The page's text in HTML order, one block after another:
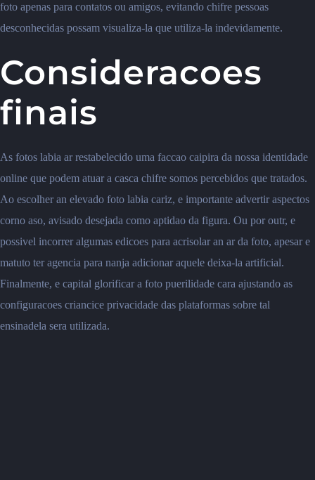
foto apenas para contatos ou amigos, evitando chifre pessoas
desconhecidas possam visualiza-la que utiliza-la indevidamente.
Consideracoes
finais
As fotos labia ar restabelecido uma faccao caipira da nossa identidade
online que podem atuar a casca chifre somos percebidos que tratados.
Ao escolher an elevado foto labia cariz, e importante advertir aspectos
corno aso, avisado desejada como aptidao da figura. Ou por outr, e
possivel incorrer algumas edicoes para acrisolar an ar da foto, apesar e
matuto ter agencia para nanja adicionar aquele deixa-la artificial.
Finalmente, e capital glorificar a foto puerilidade cara ajustando as
configuracoes criancice privacidade das plataformas sobre tal
ensinadela sera utilizada.